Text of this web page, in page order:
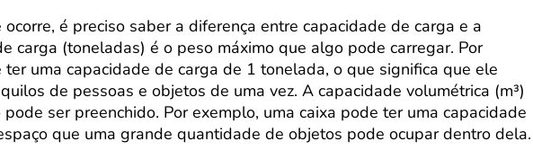
é preciso saber a diferença entre capacidade de carga e a
carga (toneladas) é o peso máximo que algo pode carregar. Por
uma capacidade de carga de 1 tonelada, o que significa que ele
de pessoas e objetos de uma vez. A capacidade volumétrica (m³)
ser preenchido. Por exemplo, uma caixa pode ter uma capacidade
que uma grande quantidade de objetos pode ocupar dentro dela.